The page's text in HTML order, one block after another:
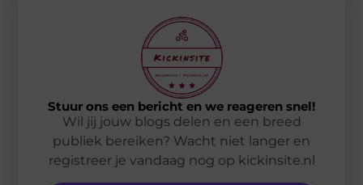
Stuur ons een bericht en we reageren snel!
Wil jij jouw blogs delen en een breed
publiek bereiken? Wacht niet langer en
registreer je vandaag nog op kickinsite.nl